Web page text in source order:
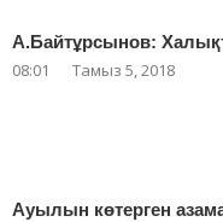
А.Байтұрсынов:
08:01 Тамыз 5, 2018
Ауылын көтерген